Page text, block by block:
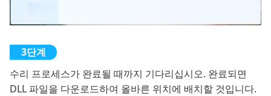
수리 프로세스가 완료될 때까지 기다리십시오. 완료되면
DLL 파일을 다운로드하여 올바른 위치에 배치할 것입니다.